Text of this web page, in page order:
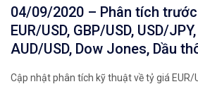
04/09/2020 – Phân tích
EUR/USD, GBP/USD, USD/
AUD/USD, Dow Jones, Dầu
Cập nhật phân tích kỹ thuật về tỷ giá EUR/